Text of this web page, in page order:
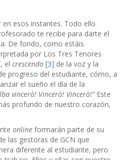
esos instantes. Todo ello
te recibe para darte el
De fondo, como estáis
por Los Tres Tenores
el crescendo [3] de la voz y la
progreso del estudiante, cómo, a
el sueño el día de la
vincerò! Vincerò! Vincerò!”Este
profundo de nuestro corazón,
online formarán parte de su
las gestoras de GCN que
diferente al estudiante, pero